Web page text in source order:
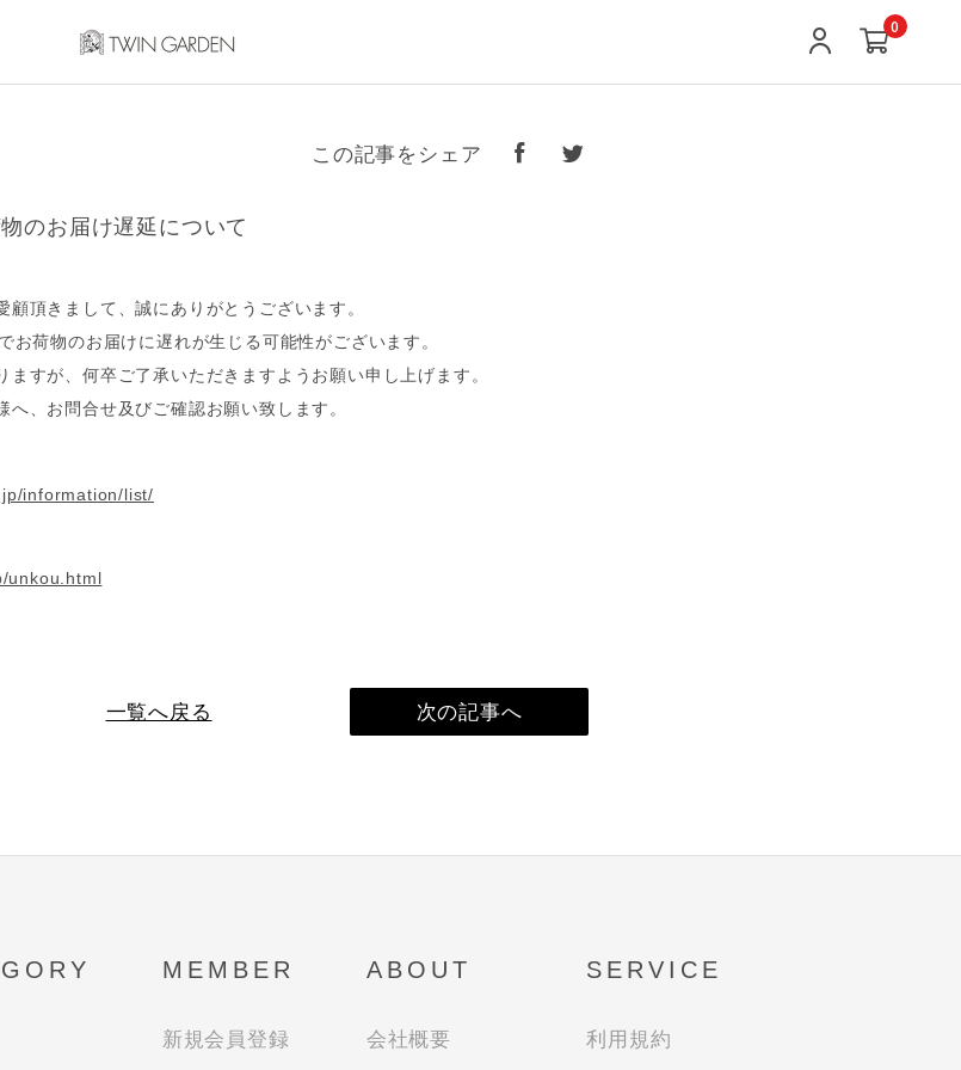
0
この記事をシェア
のお届け遅延について
頂きまして、誠にありがとうございます。
お荷物のお届けに遅れが生じる可能性がございます。
すが、何卒ご了承いただきますようお願い申し上げます。
、お問合せ及びご確認お願い致します。
information/list/
unkou.html
一覧へ戻る 次の記事へ
MEMBER
新規会員登録
ABOUT
会社概要
SERVICE
利用規約